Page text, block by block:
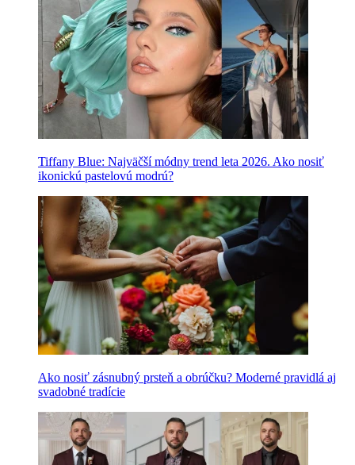
Tiffany Blue: Najväčší módny trend leta 2026. Ako nosiť
ikonickú pastelovú modrú?
Ako nosiť zásnubný prsteň a obrúčku? Moderné pravidlá aj
svadobné tradície